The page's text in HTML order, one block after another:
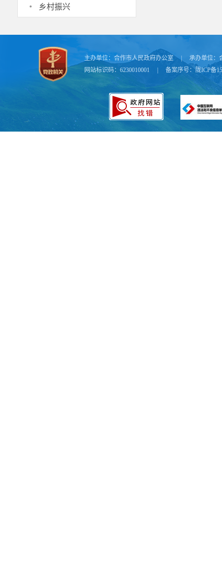
· 乡村振兴
主办单位： 合作市人民政府办公室 承办单位：
网站标识码：6230010001
备案序号：陇ICP备